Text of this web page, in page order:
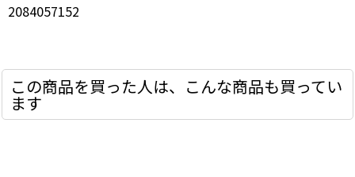
2084057152
この商品を買った人は、こんな商品も買ってい
ます